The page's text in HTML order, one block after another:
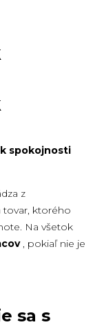
spokojnosti
z
tovar, ktorého
Na všetok
, pokiaľ nie je
sa s